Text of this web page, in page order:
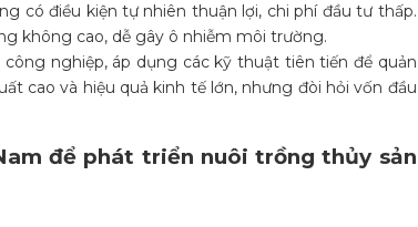
có điều kiện tự nhiên thuận lợi, chi phí đầu tư thấp.
không cao, dễ gây ô nhiễm môi trường.
nghiệp, áp dụng các kỹ thuật tiên tiến để quản
cao và hiệu quả kinh tế lớn, nhưng đòi hỏi vốn đầu
để phát triển nuôi trồng thủy sản